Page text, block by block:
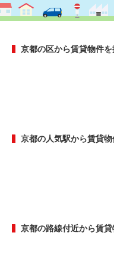
京都の区から賃貸物件を
京都の人気駅から賃貸
京都の路線付近から賃